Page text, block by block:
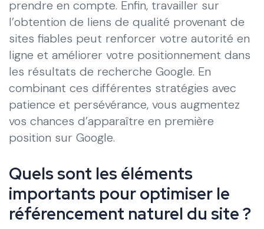
prendre en compte. Enfin, travailler sur
l’obtention de liens de qualité provenant de
sites fiables peut renforcer votre autorité en
ligne et améliorer votre positionnement dans
les résultats de recherche Google. En
combinant ces différentes stratégies avec
patience et persévérance, vous augmentez
vos chances d’apparaître en première
position sur Google.
Quels sont les éléments
importants pour optimiser le
référencement naturel du site ?